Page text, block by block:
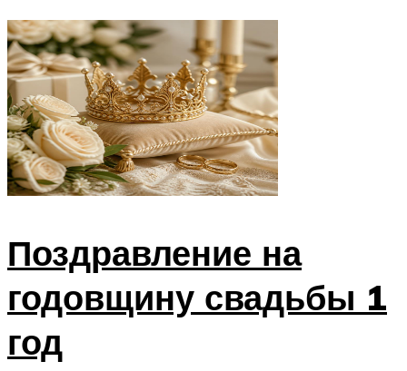
Поздравление на
годовщину свадьбы 1
год